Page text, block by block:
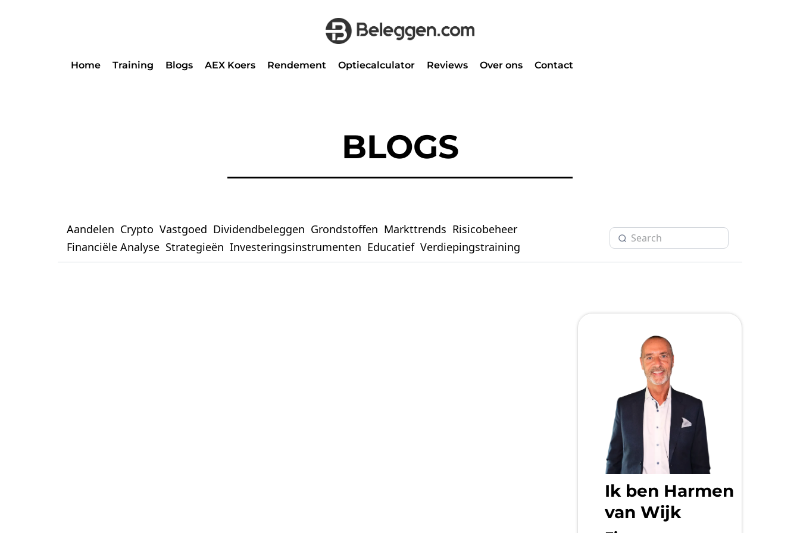
Home Training Blogs AEX Koers Rendement Optiecalculator Reviews Over ons Contact
BLOGS
Aandelen Crypto Vastgoed Dividendbeleggen Grondstoffen Markttrends Risicobeheer
Financiële Analyse Strategieën Investeringsinstrumenten Educatief Verdiepingstraining
Ik ben Harmen
van Wijk